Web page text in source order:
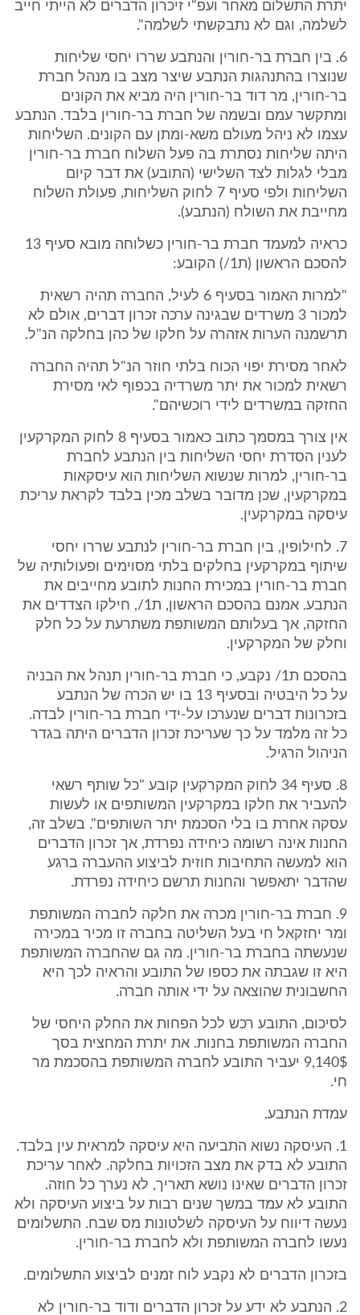
יתרת התשלום מאחר ועפ"י זיכרון הדברים לא הייתי חייב
לשלמה, וגם לא נתבקשתי לשלמה".
6. בין חברת בר-חורין והנתבע שררו יחסי שליחות
שנוצרו בהתנהגות הנתבע שיצר מצב בו מנהל חברת
בר-חורין, מר דוד בר-חורין היה מביא את הקונים
ומתקשר עמם ובשמה של חברת בר-חורין בלבד. הנתבע
עצמו לא ניהל מעולם משא-ומתן עם הקונים. השליחות
היתה שליחות נסתרת בה פעל השלוח חברת בר-חורין
מבלי לגלות לצד השלישי (התובע) את דבר קיום
השליחות ולפי סעיף 7 לחוק השליחות, פעולת השלוח
מחייבת את השולח (הנתבע).
כראיה למעמד חברת בר-חורין כשלוחה מובא סעיף 13
להסכם הראשון (ת1/) הקובע:
"למרות האמור בסעיף 6 לעיל, החברה תהיה רשאית
למכור 3 משרדים שבגינה ערכה זכרון דברים, אולם לא
תרשמנה הערות אזהרה על חלקו של כהן בחלקה הנ"ל.
לאחר מסירת יפוי הכוח בלתי חוזר הנ"ל תהיה החברה
רשאית למכור את יתר משרדיה בכפוף לאי מסירת
החזקה במשרדים לידי רוכשיהם".
אין צורך במסמך כתוב כאמור בסעיף 8 לחוק המקרקעין
לענין הסדרת יחסי השליחות בין הנתבע לחברת
בר-חורין, למרות שנשוא השליחות הוא עיסקאות
במקרקעין, שכן מדובר בשלב מכין בלבד לקראת עריכת
עיסקה במקרקעין.
7. לחילופין, בין חברת בר-חורין לנתבע שררו יחסי
שיתוף במקרקעין בחלקים בלתי מסוימים ופעולותיה של
חברת בר-חורין במכירת החנות לתובע מחייבים את
הנתבע. אמנם בהסכם הראשון, ת1/, חילקו הצדדים את
החזקה, אך בעלותם המשותפת משתרעת על כל חלק
וחלק של המקרקעין.
בהסכם ת1/ נקבע, כי חברת בר-חורין תנהל את הבניה
על כל היבטיה ובסעיף 13 בו יש הכרה של הנתבע
בזכרונות דברים שנערכו על-ידי חברת בר-חורין לבדה.
כל זה מלמד על כך שעריכת זכרון הדברים היתה בגדר
הניהול הרגיל.
8. סעיף 34 לחוק המקרקעין קובע "כל שותף רשאי
להעביר את חלקו במקרקעין המשותפים או לעשות
עסקה אחרת בו בלי הסכמת יתר השותפים". בשלב זה,
החנות אינה רשומה כיחידה נפרדת, אך זכרון הדברים
הוא למעשה התחיבות חוזית לביצוע ההעברה ברגע
שהדבר יתאפשר והחנות תרשם כיחידה נפרדת.
9. חברת בר-חורין מכרה את חלקה לחברה המשותפת
ומר יחזקאל חי בעל השליטה בחברה זו מכיר במכירה
שנעשתה בחברת בר-חורין. מה גם שהחברה המשותפת
היא זו שגבתה את כספו של התובע והראיה לכך היא
החשבונית שהוצאה על ידי אותה חברה.
לסיכום, התובע רכש לכל הפחות את החלק היחסי של
החברה המשותפת בחנות. את יתרת המחצית בסך
9,140$ יעביר התובע לחברה המשותפת בהסכמת מר
חי.
עמדת הנתבע.
1. העיסקה נשוא התביעה היא עיסקה למראית עין בלבד.
התובע לא בדק את מצב הזכויות בחלקה. לאחר עריכת
זכרון הדברים שאינו נושא תאריך, לא נערך כל חוזה.
התובע לא עמד במשך שנים רבות על ביצוע העיסקה ולא
נעשה דיווח על העיסקה לשלטונות מס שבח. התשלומים
נעשו לחברה המשותפת ולא לחברת בר-חורין.
בזכרון הדברים לא נקבע לוח זמנים לביצוע התשלומים.
2. הנתבע לא ידע על זכרון הדברים ודוד בר-חורין לא